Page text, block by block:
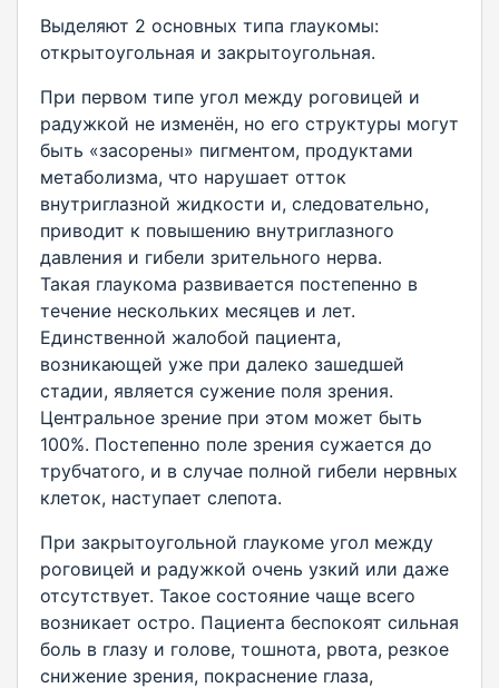
Выделяют 2 основных типа глаукомы:
открытоугольная и закрытоугольная.
При первом типе угол между роговицей и
радужкой не изменён, но его структуры могут
быть «засорены» пигментом, продуктами
метаболизма, что нарушает отток
внутриглазной жидкости и, следовательно,
приводит к повышению внутриглазного
давления и гибели зрительного нерва.
Такая глаукома развивается постепенно в
течение нескольких месяцев и лет.
Единственной жалобой пациента,
возникающей уже при далеко зашедшей
стадии, является сужение поля зрения.
Центральное зрение при этом может быть
100%. Постепенно поле зрения сужается до
трубчатого, и в случае полной гибели нервных
клеток, наступает слепота.
При закрытоугольной глаукоме угол между
роговицей и радужкой очень узкий или даже
отсутствует. Такое состояние чаще всего
возникает остро. Пациента беспокоят сильная
боль в глазу и голове, тошнота, рвота, резкое
снижение зрения, покраснение глаза,